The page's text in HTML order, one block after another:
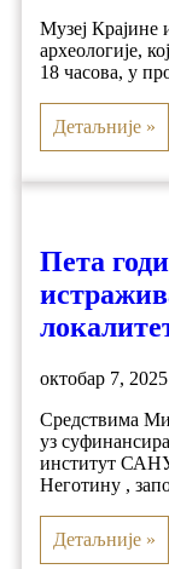
Музеј Крајине
археологије,
18 часова, у
Детаљније »
Пета
октобар 7, 2025
Средствима
уз
институт
Неготину ,
Детаљније »